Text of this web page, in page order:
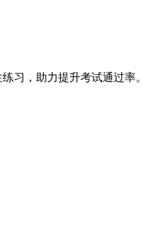
习，助力提升考试通过率。